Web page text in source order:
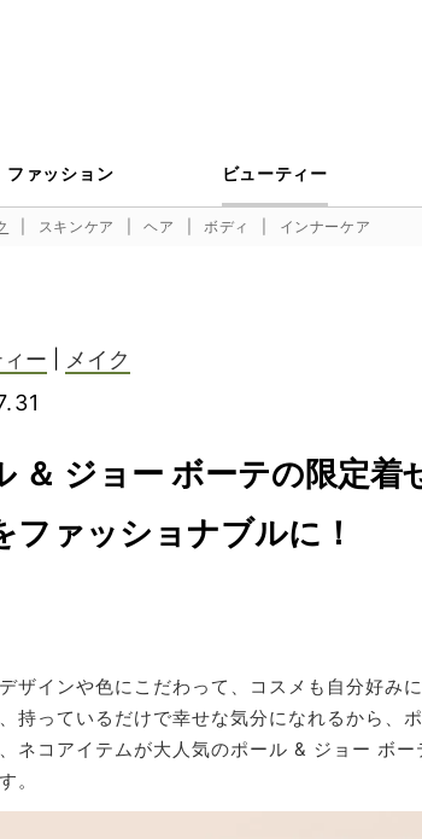
ファッション ビューティー
スキンケア ヘア ボディ インナーケア
ー
メイク
＆ ジョー ボーテの限定着
ファッショナブルに！
ザインや色にこだわって、コスメも自分好み
持っているだけで幸せな気分になれるから、
ネコアイテムが大人気のポール & ジョー ボ
。